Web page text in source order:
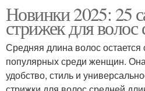
Новинки 2025: 25
стрижек для
Средняя длина волос
популярных среди женщин. Она
удобство, стиль и